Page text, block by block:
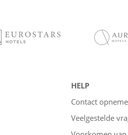
HELP
Contact
Veelgestelde